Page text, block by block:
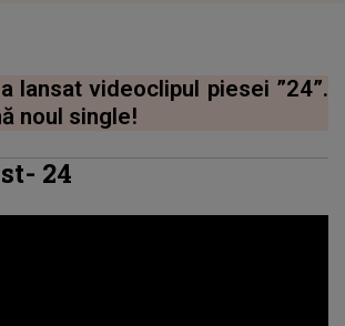
lansat videoclipul piesei ”24”.
noul single!
- 24